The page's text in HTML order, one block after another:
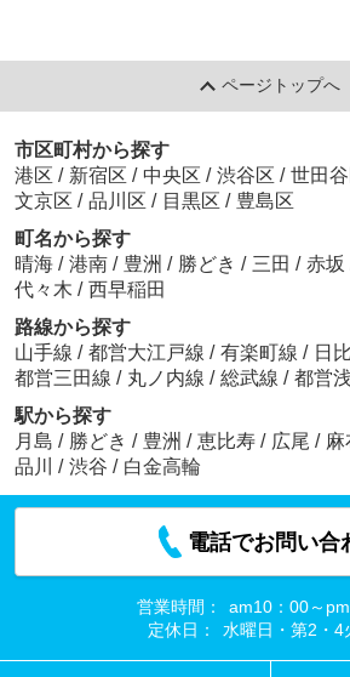
ページトップへ
市区町村から探す
港区 / 新宿区 / 中央区 / 渋谷区 / 世田
文京区 / 品川区 / 目黒区 / 豊島区
町名から探す
晴海 / 港南 / 豊洲 / 勝どき / 三田 / 赤坂
代々木 / 西早稲田
路線から探す
山手線 / 都営大江戸線 / 有楽町線 / 日
都営三田線 / 丸ノ内線 / 総武線 / 都営
駅から探す
月島 / 勝どき / 豊洲 / 恵比寿 / 広尾 / 麻
品川
/ 渋谷 / 白金高輪
電話でお問い合
営業時間：
am10：00～
定休日：
水曜日・第2・4